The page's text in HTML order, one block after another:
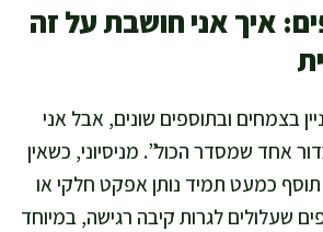
איך אני חושבת על זה
בצמחים ובתוספים שונים, אבל אני
אחד שמסדר הכול”. מניסיוני, כשאין
תוסף כמעט תמיד נותן אפקט חלקי או
שעלולים לגרות קיבה רגישה, במיוחד